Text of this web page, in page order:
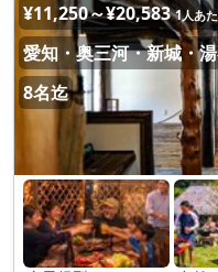
¥11,250～¥20,583 1人あ
愛知・奥三河・新城・
8名迄